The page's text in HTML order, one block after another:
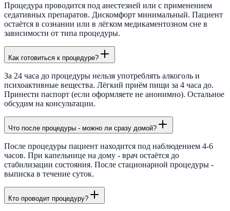
Процедура проводится под анестезией или с применением
седативных препаратов. Дискомфорт минимальный. Пациент
остаётся в сознании или в лёгком медикаментозном сне в
зависимости от типа процедуры.
Как готовиться к процедуре?
За 24 часа до процедуры нельзя употреблять алкоголь и
психоактивные вещества. Лёгкий приём пищи за 4 часа до.
Принести паспорт (если оформляете не анонимно). Остальное
обсудим на консультации.
Что после процедуры - можно ли сразу домой?
После процедуры пациент находится под наблюдением 4-6
часов. При капельнице на дому - врач остаётся до
стабилизации состояния. После стационарной процедуры -
выписка в течение суток.
Кто проводит процедуру?